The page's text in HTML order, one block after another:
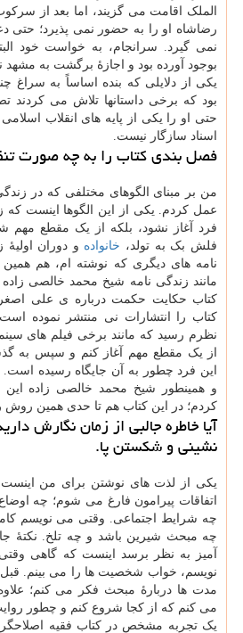
الملک اقامت می گزیند، اما بعد از
رضاشاه او را به حضور نمی پذیرد؛ حتی
نمی گیرد. سرانجام، به خواست خود
بوجود آورده بود و اجازهٔ برگشت به مشهد
یکی از دلایلی که بنده اساساً به سراغ
بود که برخی داستانها تلاش می کردند
حتی او را یکی از پایه های انقلاب اسلامی
اسناد سازگار نیست.
فصل بندی کتاب را به چه صورت
من بر مبنای الگوهای مختلفی که در
عمل کردم. یکی از این الگوها اینست که
فرد آغاز نشود، بلکه از یک مقطع
فلش بک به تولد، خانواده و دوران اولیهٔ
نامه های دیگری که نوشته ام، هم همین
مانند زندگی نامه شیخ محمد خالصی زاده
کتاب حکایت حکمت درباره ی علی
کتاب را انتشارات نی منتشر نموده
نظرم رسید که مانند برخی فیلم های
از یک مقطع مهم آغاز کنم و سپس به
این فرد چطور به آن جایگاه رسیده
و همینطور شیخ محمد خالصی زاده این
کردم؛ در این کتاب هم تا حدی همین روش
آیا خاطره جالبی از زمان نگارش
نشینی و شکستن پا.
یکی از لذت های نوشتن برای من اینست
اتفاقات پیرامون فارغ می شوم؛ چه
چه شرایط اجتماعی. وقتی می نویسم
چه مبحث شیرین باشد و چه تلخ. نکتهٔ
آمیز به نظر برسد اینست که گاهی
نویسم، خواب شخصیت ها را می بینم. قبل
مدت ها دربارهٔ مبحث فکر می کنم؛
می کنم که از کجا شروع کنم و چطور
یک تجربه مشخص در کتاب فقیه